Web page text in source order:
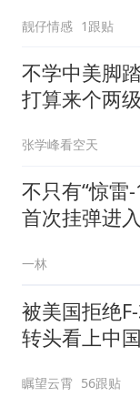
靓仔情感 1跟贴
不学中美脚
打算来个两
张学峰看空天
不只有“惊雷-
首次挂弹进
一林
被美国拒绝
转头看上中
瞩望云霄 56跟贴